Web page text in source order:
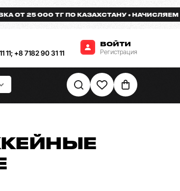
25 000 ТГ ПО КАЗАХСТАНУ НАЧИСЛЯЕМ
11; +8 7182 90 31 11
ВОЙТИ
Регистрация